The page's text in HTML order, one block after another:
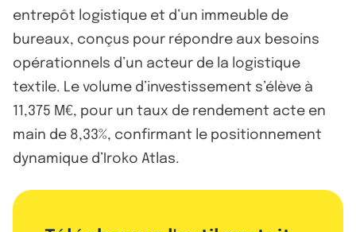
entrepôt logistique et d’un immeuble de
bureaux, conçus pour répondre aux besoins
opérationnels d’un acteur de la logistique
textile. Le volume d’investissement s’élève à
11,375 M€, pour un taux de rendement acte en
main de 8,33%, confirmant le positionnement
dynamique d’Iroko Atlas.